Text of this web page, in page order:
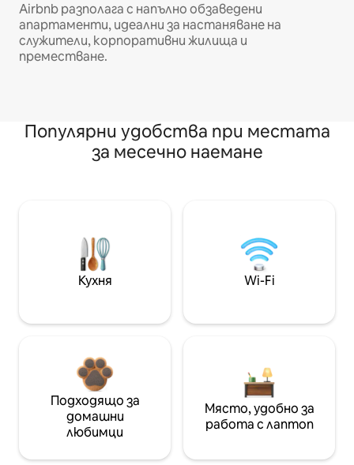
Airbnb разполага с напълно обзаведени
апартаменти, идеални за настаняване на
служители, корпоративни жилища и
преместване.
Популярни удобства при местата
за месечно наемане
Кухня Wi-Fi
Подходящо за
домашни
любимци
Място, удобно за
работа с лаптоп